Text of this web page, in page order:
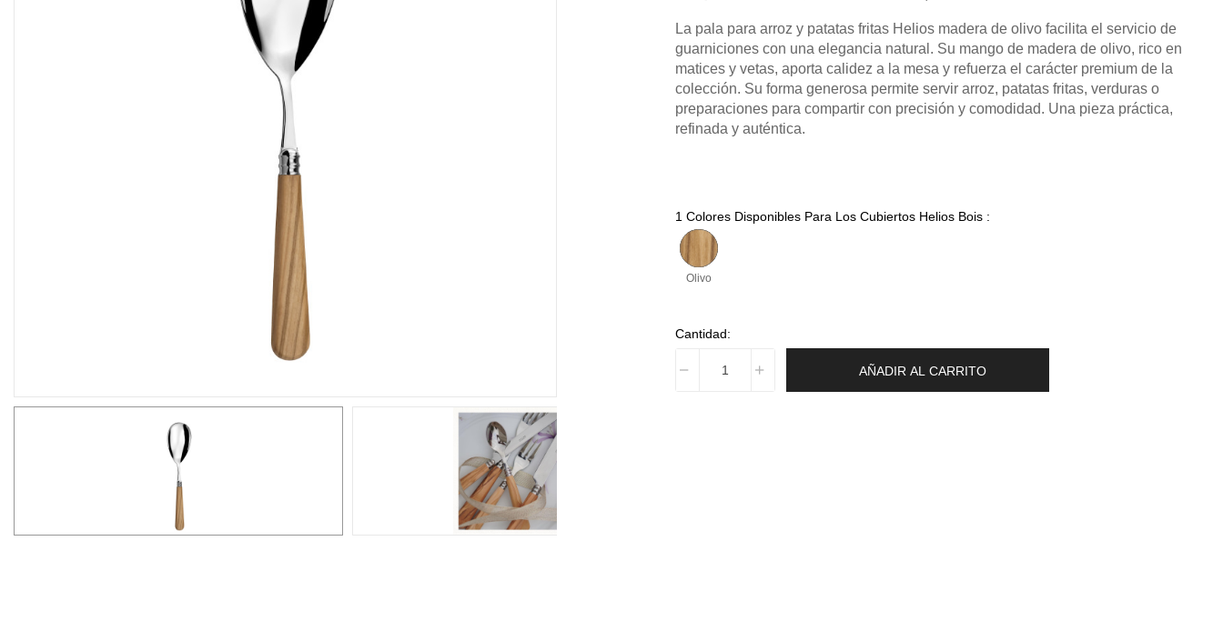
La pala para arroz y patatas fritas Helios madera de olivo facilita el servicio de
guarniciones con una elegancia natural. Su mango de madera de olivo, rico en
matices y vetas, aporta calidez a la mesa y refuerza el carácter premium de la
colección. Su forma generosa permite servir arroz, patatas fritas, verduras o
preparaciones para compartir con precisión y comodidad. Una pieza práctica,
refinada y auténtica.
1 Colores Disponibles Para Los Cubiertos Helios Bois :
Olivo
Cantidad:
AÑADIR AL CARRITO